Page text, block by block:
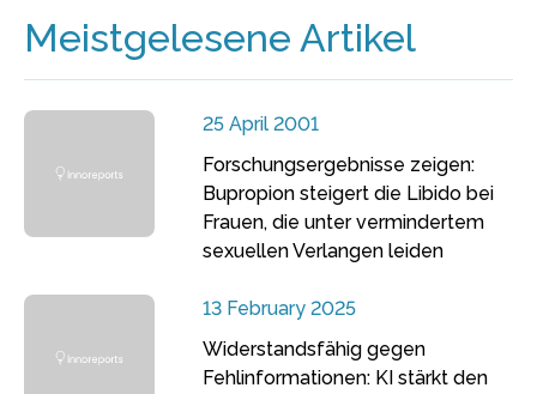
Meistgelesene Artikel
25 April 2001
Forschungsergebnisse zeigen:
Bupropion steigert die Libido bei
Frauen, die unter vermindertem
sexuellen Verlangen leiden
13 February 2025
Widerstandsfähig gegen
Fehlinformationen: KI stärkt den